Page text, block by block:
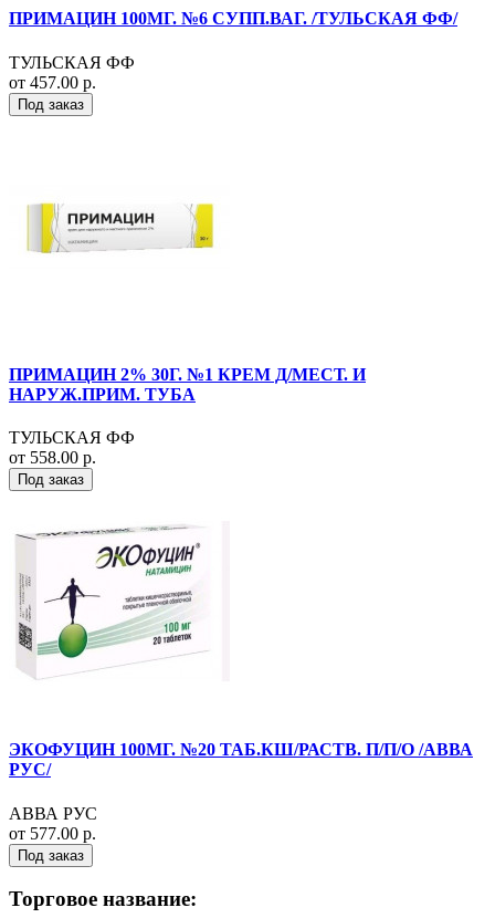
ПРИМАЦИН 100МГ. №6 СУПП.ВАГ. /ТУЛЬСКАЯ ФФ/
ТУЛЬСКАЯ ФФ
от 457.00 р.
Под заказ
ПРИМАЦИН 2% 30Г. №1 КРЕМ Д/МЕСТ. И
НАРУЖ.ПРИМ. ТУБА
ТУЛЬСКАЯ ФФ
от 558.00 р.
Под заказ
ЭКОФУЦИН 100МГ. №20 ТАБ.КШ/РАСТВ. П/П/О /АВВА
РУС/
АВВА РУС
от 577.00 р.
Под заказ
Торговое название: